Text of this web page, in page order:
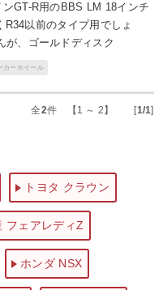
GT-R用のBBS LM 18インチ
以前のタイプ用でしょ
が、ゴールドディスク
カーホイール
全2件 【1 ～ 2】 [1/1]
トヨタ クラウン
フェアレディZ
ホンダ NSX